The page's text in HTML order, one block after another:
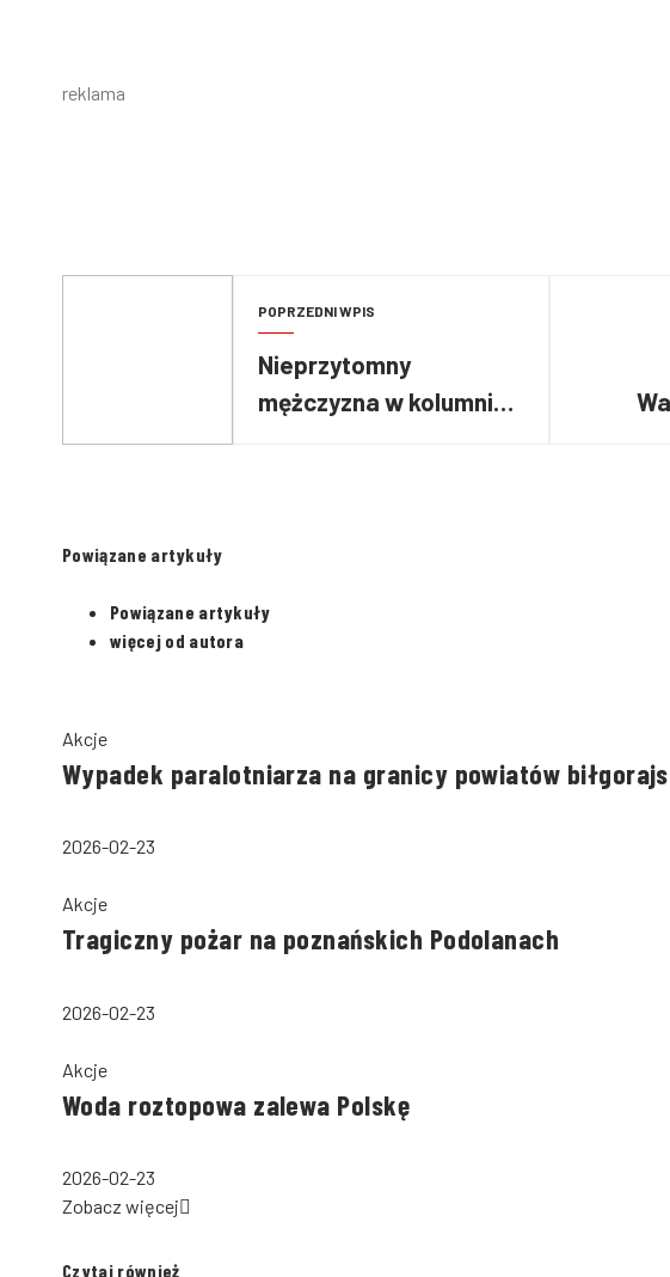
reklama
POPRZEDNI WPIS
Nieprzytomny
mężczyzna w kolumnie
Powiązane artykuły
Powiązane artykuły
więcej od autora
Akcje
Wypadek paralotniarza na granicy powiatów
2026-02-23
Akcje
Tragiczny pożar na poznańskich Podolanach
2026-02-23
Akcje
Woda roztopowa zalewa Polskę
2026-02-23
Zobacz więcej
Czytaj również